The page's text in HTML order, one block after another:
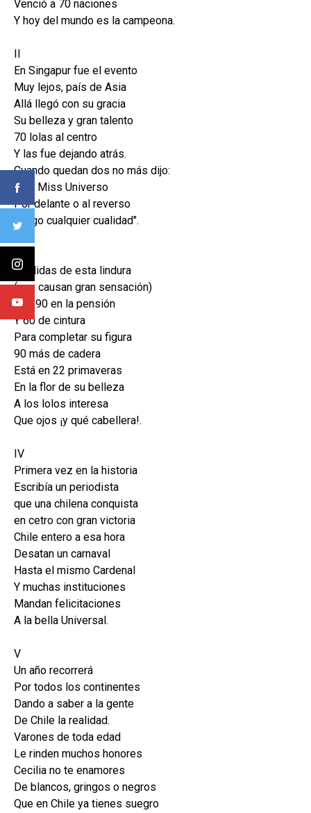
Venció a 70 naciones
Y hoy del mundo es la campeona.
En Singapur fue el evento
Muy lejos, país de Asia
Allá llegó con su gracia
Su belleza y gran talento
70 lolas al centro
Y las fue dejando atrás.
Cuando quedan dos no más dijo:
"soy Miss Universo
Por delante o al reverso
Tengo cualquier cualidad".
Medidas de esta lindura
(que causan gran sensación)
Son 90 en la pensión
Y 60 de cintura
Para completar su figura
90 más de cadera
Está en 22 primaveras
En la flor de su belleza
A los lolos interesa
Que ojos ¡y qué cabellera!.
IV
Primera vez en la historia
Escribía un periodista
que una chilena conquista
en cetro con gran victoria
Chile entero a esa hora
Desatan un carnaval
Hasta el mismo Cardenal
Y muchas instituciones
Mandan felicitaciones
A la bella Universal.
V
Un año recorrerá
Por todos los continentes
Dando a saber a la gente
De Chile la realidad.
Varones de toda edad
Le rinden muchos honores
Cecilia no te enamores
De blancos, gringos o negros
Que en Chile ya tienes suegro